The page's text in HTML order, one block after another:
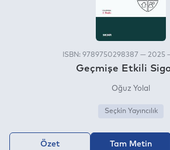
ISBN: 9789750298387 — 2025
Geçmişe Etkili
Oğuz Yolal
Seçkin Yayıncılık
Özet Tam Metin